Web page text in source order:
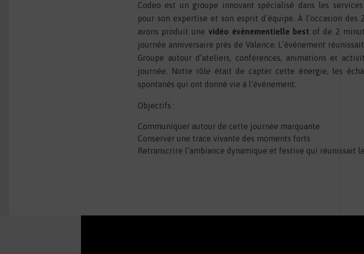
Codeo est un groupe innovant spécialisé dans les
pour son expertise et son esprit d’équipe. À l’occasion des
avons produit une vidéo événementielle best of de 2
journée anniversaire près de Valence. L’événement
Groupe autour d’ateliers, conférences, animations et
journée. Notre rôle était de capter cette énergie, les
spontanés qui ont donné vie à l’événement.
Objectifs :
Communiquer autour de cette journée marquante
Conserver une trace vivante des moments forts
Retranscrire l’ambiance dynamique et festive qui réunissait